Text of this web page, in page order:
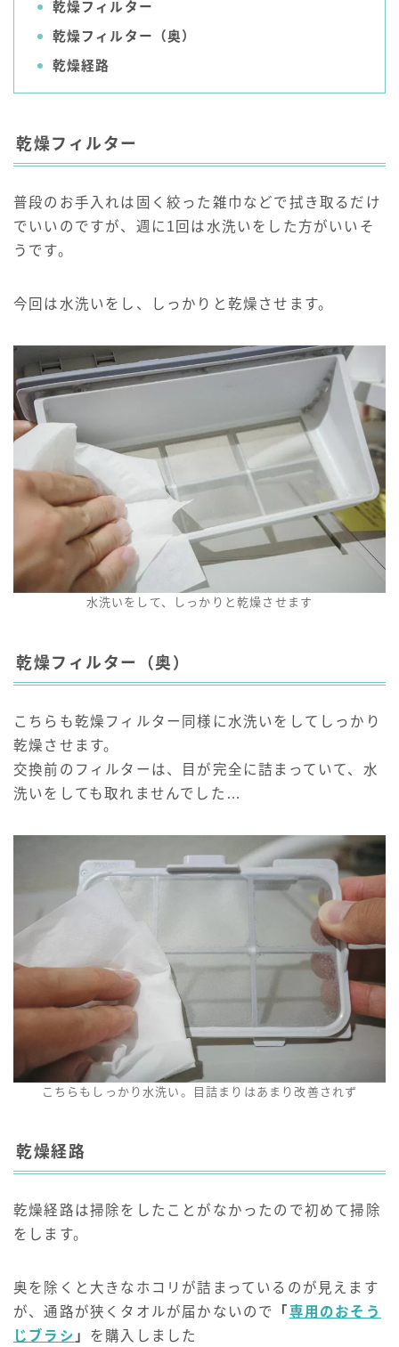
乾燥フィルター
乾燥フィルター（奥）
乾燥経路
乾燥フィルター
普段のお手入れは固く絞った雑巾などで拭き取るだけ
でいいのですが、週に1回は水洗いをした方がいいそ
うです。
今回は水洗いをし、しっかりと乾燥させます。
水洗いをして、しっかりと乾燥させます
乾燥フィルター（奥）
こちらも乾燥フィルター同様に水洗いをしてしっかり
乾燥させます。
交換前のフィルターは、目が完全に詰まっていて、水
洗いをしても取れませんでした…
こちらもしっかり水洗い。目詰まりはあまり改善されず
乾燥経路
乾燥経路は掃除をしたことがなかったので初めて掃除
をします。
奥を除くと大きなホコリが詰まっているのが見えます
が、通路が狭くタオルが届かないので
「 専用のおそう
じブラシ 」 を購入しました